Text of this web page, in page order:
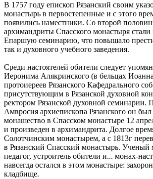
В 1757 году епископ Рязанский своим
монастырь в первостепенные и с этого
появились наместники. Со второй
архимандриты Спасского монастыря стали
Епаршую семинарию, что повышало
так и духовного учебного заведения.
Среди настоятелей обители следует
Иеронима Алякринского (в бельцах
протоиереев Рязанского Кафедрального
присутствующим в Рязанской духовной
ректором Рязанской духовной семинарии.
Амвросия архиепископа Рязанского он
монашество в Спасском монастыре 12
и произведен в архимандрита. Долгое
Солотчинским монастырем, а с 1813г
в Рязанский Спасский монастырь.
педагог, устроитель обители и... монах-
навсегда остался в этом монастыре:
кладбище.